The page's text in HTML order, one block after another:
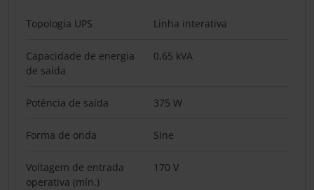
Topologia UPS Linha interativa
Capacidade de energia
de saída
0,65 kVA
Potência de saída 375 W
Forma de onda Sine
Voltagem de entrada
operativa (mín.)
170 V